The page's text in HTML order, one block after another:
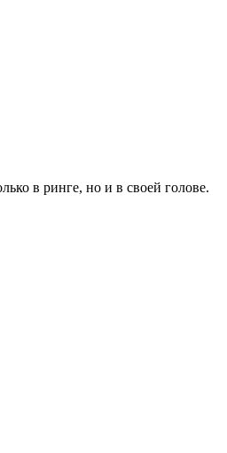
в ринге, но и в своей голове.